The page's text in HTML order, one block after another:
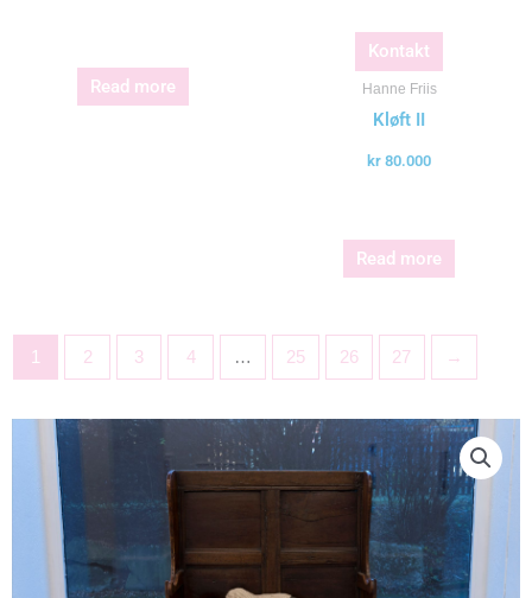
Read more
Kontakt
Hanne Friis
Kløft II
kr 80.000
Read more
1 2 3 4 … 25 26 27 →